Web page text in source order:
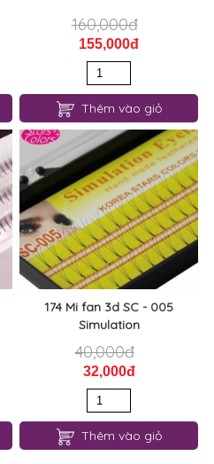
160,000đ
155,000đ
Thêm vào giỏ
174 Mi fan 3d SC - 005
Simulation
40,000đ
32,000đ
Thêm vào giỏ